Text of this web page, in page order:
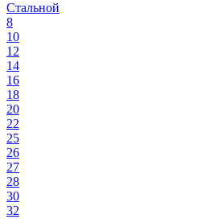
Стальной
8
10
12
14
16
18
20
22
25
26
27
28
30
32